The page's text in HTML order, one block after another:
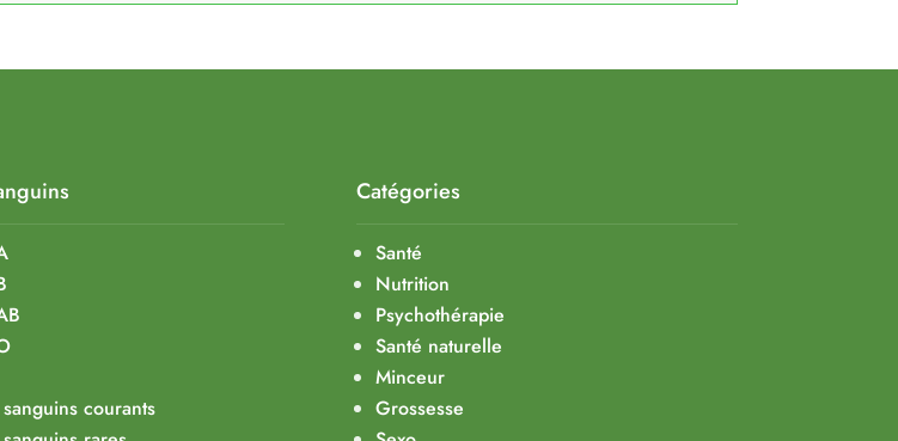
courants
Catégories
Santé
Nutrition
Psychothérapie
Santé naturelle
Minceur
Grossesse